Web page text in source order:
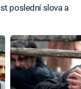
poslední slova a